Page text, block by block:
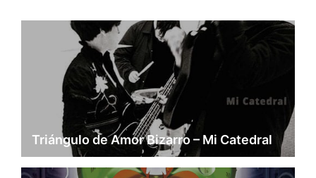
Triángulo de Amor Bizarro – Mi Catedral